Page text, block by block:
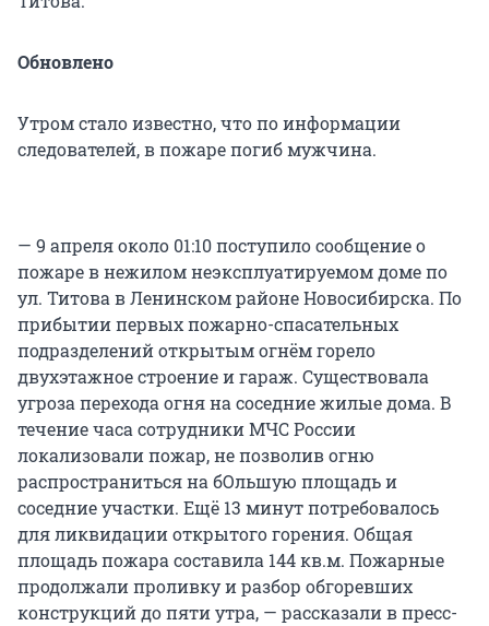
Обновлено
Утром стало известно, что по информации
следователей, в пожаре погиб мужчина.
— 9 апреля около 01:10 поступило сообщение о
пожаре в нежилом неэксплуатируемом доме по
ул. Титова в Ленинском районе Новосибирска. По
прибытии первых пожарно-спасательных
подразделений открытым огнём горело
двухэтажное строение и гараж. Существовала
угроза перехода огня на соседние жилые дома. В
течение часа сотрудники МЧС России
локализовали пожар, не позволив огню
распространиться на бОльшую площадь и
соседние участки. Ещё 13 минут потребовалось
для ликвидации открытого горения. Общая
площадь пожара составила 144 кв.м. Пожарные
продолжали проливку и разбор обгоревших
конструкций до пяти утра, — рассказали в пресс-